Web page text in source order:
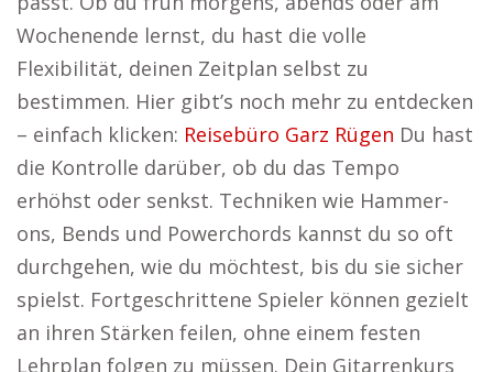
Wochenende lernst, du hast die volle
Flexibilität, deinen Zeitplan selbst zu
bestimmen. Hier gibt’s noch mehr zu entdecken
– einfach klicken: Reisebüro Garz Rügen Du hast
die Kontrolle darüber, ob du das Tempo
erhöhst oder senkst. Techniken wie Hammer-
ons, Bends und Powerchords kannst du so oft
durchgehen, wie du möchtest, bis du sie sicher
spielst. Fortgeschrittene Spieler können gezielt
an ihren Stärken feilen, ohne einem festen
Lehrplan folgen zu müssen. Dein Gitarrenkurs